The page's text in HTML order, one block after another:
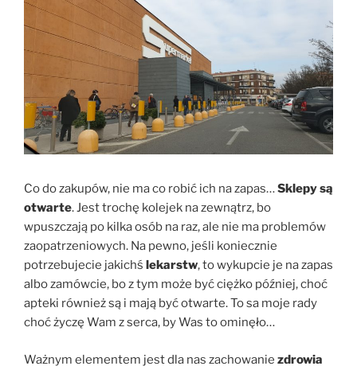
Co do zakupów, nie ma co robić ich na zapas…Sklepy są
otwarte. Jest trochę kolejek na zewnątrz, bo
wpuszczają po kilka osób na raz, ale nie ma problemów
zaopatrzeniowych. Na pewno, jeśli koniecznie
potrzebujecie jakichś lekarstw, to wykupcie je na zapas
albo zamówcie, bo z tym może być ciężko później, choć
apteki również są i mają być otwarte. To sa moje rady
choć życzę Wam z serca, by Was to ominęło…
Ważnym elementem jest dla nas zachowanie zdrowia